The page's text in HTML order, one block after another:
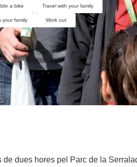
a bike Travel with your family
your family Work out
dues hores pel Parc de la